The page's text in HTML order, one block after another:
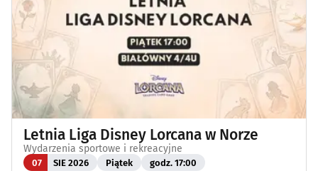
Letnia Liga Disney Lorcana w Norze
Wydarzenia sportowe i rekreacyjne
07 SIE 2026 Piątek godz. 17:00